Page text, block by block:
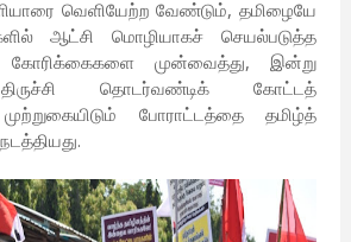
வெளியேற்ற வேண்டும், தமிழையே
ஆட்சி மொழியாகச் செயல்படுத்த
முன்வைத்து, இன்று
தொடர்வண்டிக் கோட்டத்
போராட்டத்தை தமிழ்த்